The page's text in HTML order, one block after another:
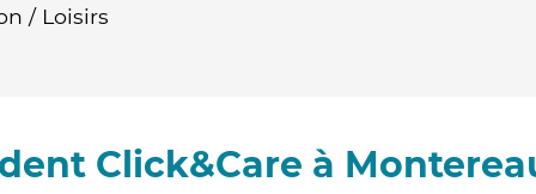
/ Loisirs
Click&Care à